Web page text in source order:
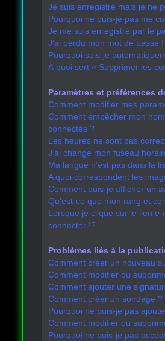
Je suis enregistré mais je ne
Pourquoi ne puis-je pas me
Je me suis enregistré par le
J’ai perdu mon mot de passe !
Pourquoi suis-je
À quoi sert « Supprimer les
Paramètres et préférences
Comment modifier mes
Comment empêcher mon
connectés ?
Les heures ne sont pas
J’ai changé mon fuseau
Ma langue n’est pas dans la
A quoi correspondent les
Comment puis-je afficher un
Qu’est-ce que mon rang et
Lorsque je clique sur le lien e-
connecter !?
Problèmes liés à la
Comment créer un nouveau
Comment modifier ou
Comment ajouter une
Comment créer un sondage ?
Pourquoi ne puis-je pas
Comment modifier ou
Pourquoi ne puis-je pas